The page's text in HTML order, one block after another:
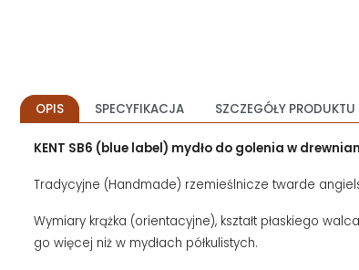
OPIS SPECYFIKACJA SZCZEGÓŁY PRODUKTU
KENT SB6 (blue label) mydło do golenia w
Tradycyjne (Handmade) rzemieślnicze twarde
Wymiary krążka (orientacyjne), kształt płaskiego
go więcej niż w mydłach półkulistych.